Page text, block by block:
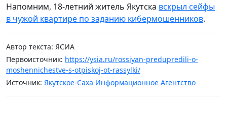
Напомним, 18-летний житель Якутска вскрыл сейфы
в чужой квартире по заданию кибермошенников.
Автор текста: ЯСИА
Первоисточник: https://ysia.ru/rossiyan-predupredili-o-
moshennichestve-s-otpiskoj-ot-rassylki/
Источник: Якутское-Саха Информационное Агентство